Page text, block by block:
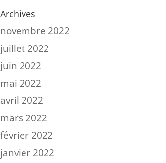
Archives
novembre 2022
juillet 2022
juin 2022
mai 2022
avril 2022
mars 2022
février 2022
janvier 2022